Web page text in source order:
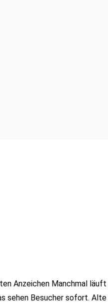
Anzeichen Manchmal
Besucher sofort.